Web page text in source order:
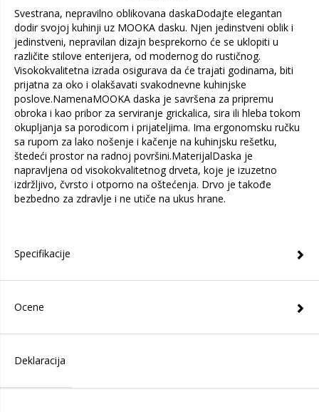
Svestrana, nepravilno oblikovana daskaDodajte elegantan
dodir svojoj kuhinji uz MOOKA dasku. Njen jedinstveni oblik i
jedinstveni, nepravilan dizajn besprekorno će se uklopiti u
različite stilove enterijera, od modernog do rustičnog.
Visokokvalitetna izrada osigurava da će trajati godinama, biti
prijatna za oko i olakšavati svakodnevne kuhinjske
poslove.NamenaMOOKA daska je savršena za pripremu
obroka i kao pribor za serviranje grickalica, sira ili hleba tokom
okupljanja sa porodicom i prijateljima. Ima ergonomsku ručku
sa rupom za lako nošenje i kačenje na kuhinjsku rešetku,
štedeći prostor na radnoj površini.MaterijalDaska je
napravljena od visokokvalitetnog drveta, koje je izuzetno
izdržljivo, čvrsto i otporno na oštećenja. Drvo je takođe
bezbedno za zdravlje i ne utiče na ukus hrane.
Specifikacije
Ocene
Deklaracija